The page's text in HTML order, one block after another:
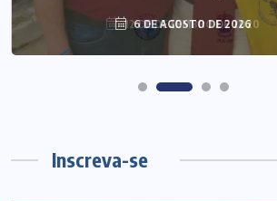
12 DE DEZEMBRO DE 2020
6 DE AGOSTO DE 2026
Inscreva-se